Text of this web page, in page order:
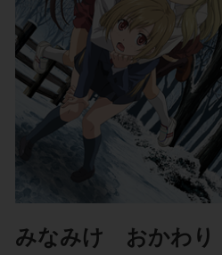
みなみけ おかわり